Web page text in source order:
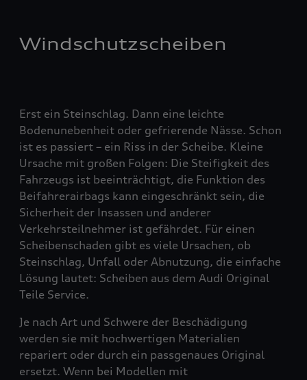
Windschutzscheiben
Erst ein Steinschlag. Dann eine leichte
Bodenunebenheit oder gefrierende Nässe. Schon
ist es passiert – ein Riss in der Scheibe. Kleine
Ursache mit großen Folgen: Die Steifigkeit des
Fahrzeugs ist beeinträchtigt, die Funktion des
Beifahrerairbags kann eingeschränkt sein, die
Sicherheit der Insassen und anderer
Verkehrsteilnehmer ist gefährdet. Für einen
Scheibenschaden gibt es viele Ursachen, ob
Steinschlag, Unfall oder Abnutzung, die einfache
Lösung lautet: Scheiben aus dem Audi Original
Teile Service.
Je nach Art und Schwere der Beschädigung
werden sie mit hochwertigen Materialien
repariert oder durch ein passgenaues Original
ersetzt. Wenn bei Modellen mit